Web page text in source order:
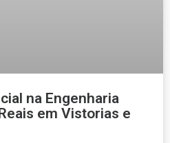
na Engenharia
em Vistorias e